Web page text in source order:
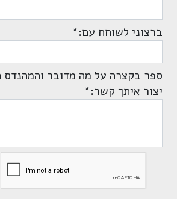
ברצוני לשוחח עם:*
ספר בקצרה על מה מדובר והמהנדס
יצור איתך קשר:*